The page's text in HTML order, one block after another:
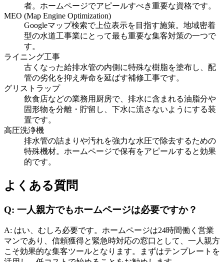
者。ホームページでアピールすべき重要な資格です。
MEO (Map Engine Optimization)
Googleマップ検索で上位表示を目指す施策。地域密着
型の水道工事業にとって最も重要な集客対策の一つで
す。
ライニング工事
古くなった給排水管の内側に特殊な樹脂を塗布し、配
管の劣化を抑え寿命を延ばす補修工事です。
グリストラップ
飲食店などの業務用厨房で、排水に含まれる油脂分や
固形物を分離・貯留し、下水に流さないようにする装
置です。
高圧洗浄機
排水管の詰まりや汚れを強力な水圧で除去するための
特殊機材。ホームページで保有をアピールすると効果
的です。
よくある質問
Q: 一人親方でもホームページは必要ですか？
A: はい、むしろ必要です。ホームページは24時間働く営業
マンであり、信頼獲得と緊急時対応の窓口として、一人親方
こそ効果的な集客ツールとなります。まずはテンプレートを